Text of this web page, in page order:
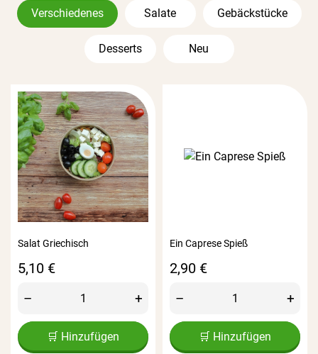
Verschiedenes Salate Gebäckstücke
Desserts Neu
Salat Griechisch
Preis
5,10 €
– +
🛒 Hinzufügen
Ein Caprese Spieß
Preis
2,90 €
– +
🛒 Hinzufügen